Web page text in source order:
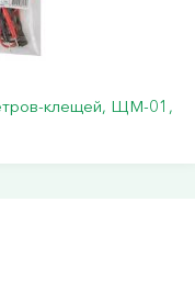
клещей, ЩМ-01,